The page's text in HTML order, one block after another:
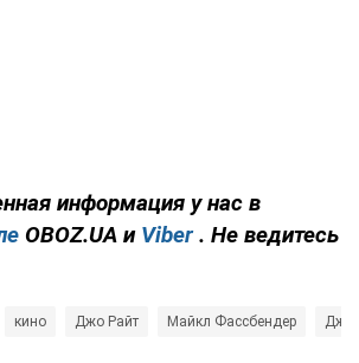
информация у нас в
OBOZ.UA и Viber . Не ведитесь
кино Джо Райт Майкл Фассбендер